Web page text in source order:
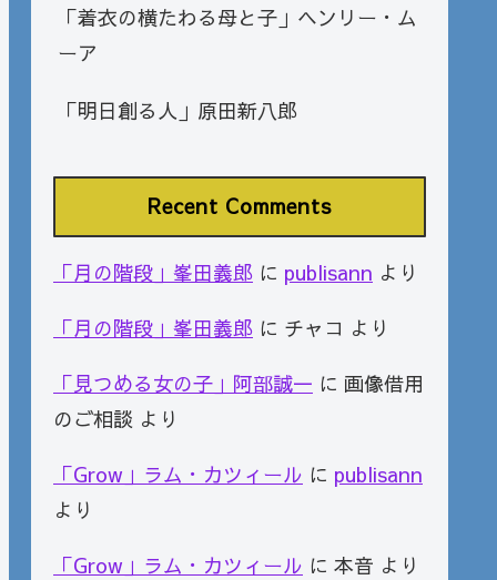
「着衣の横たわる母と子」ヘンリー・ム
ーア
「明日創る人」原田新八郎
Recent Comments
「月の階段」峯田義郎 に publisann より
「月の階段」峯田義郎 に チャコ より
「見つめる女の子」阿部誠一 に 画像借用
のご相談 より
「Grow」ラム・カツィール に publisann
より
「Grow」ラム・カツィール に 本音 より